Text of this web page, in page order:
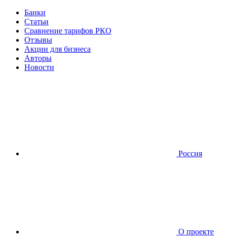
Банки
Статьи
Сравнение тарифов РКО
Отзывы
Акции для бизнеса
Авторы
Новости
Россия
О проекте